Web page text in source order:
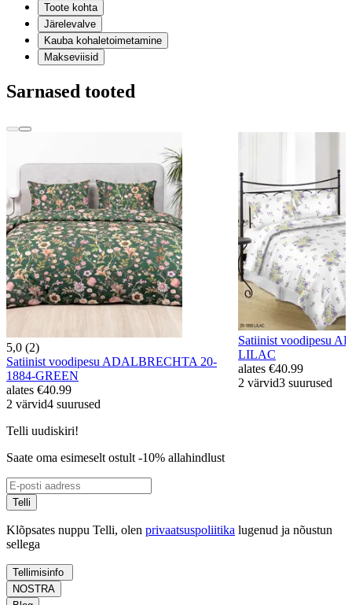
Toote kohta
Järelevalve
Kauba kohaletoimetamine
Makseviisid
Sarnased tooted
5,0 (2)
Satiinist voodipesu ADALBRECHTA 20-
1884-GREEN
alates €40.99
2 värvid4 suurused
Satiinist voodipesu
LILAC
alates €40.99
2 värvid3 suurused
Telli uudiskiri!
Saate oma esimeselt ostult -10% allahindlust
Telli
Klõpsates nuppu Telli, olen privaatsuspoliitika lugenud ja nõustun
sellega
Tellimisinfo
NOSTRA